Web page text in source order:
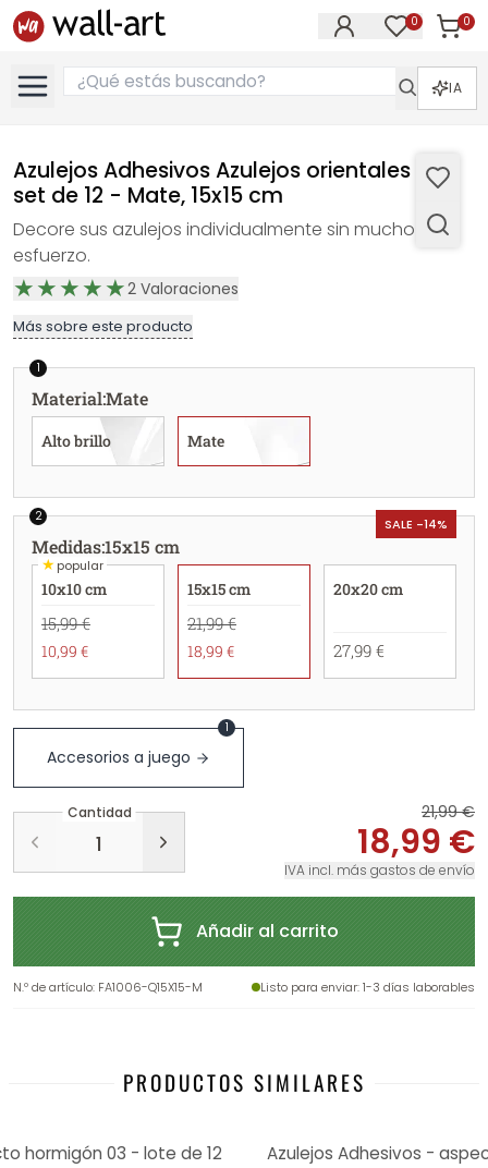
0 0
IA
Azulejos Adhesivos Azulejos orientales 03 -
set de 12 - Mate, 15x15 cm
Decore sus azulejos individualmente sin mucho
esfuerzo.
2 Valoraciones
Más sobre este producto
1
Material:Mate
Alto brillo Mate
SALE -14%
2
Medidas:15x15 cm
★popular
10x10 cm
15,99 €
10,99 €
15x15 cm
21,99 €
18,99 €
20x20 cm
27,99 €
Accesorios a juego
1
Cantidad 21,99 €
18,99 €
IVA incl. más gastos de envío
Añadir al carrito
N.º de artículo: FA1006-Q15X15-M Listo para enviar: 1-3 días laborables
PRODUCTOS SIMILARES
hormigón 03 - lote de 12
Azulejos Adhesivos -